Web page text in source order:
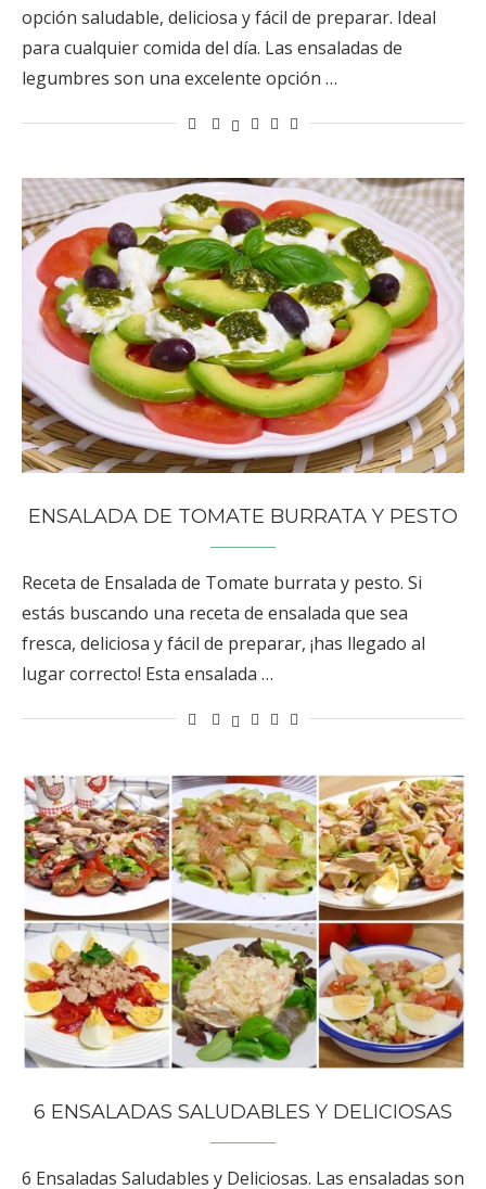
opción saludable, deliciosa y fácil de preparar. Ideal
para cualquier comida del día. Las ensaladas de
legumbres son una excelente opción …
ENSALADA DE TOMATE BURRATA Y PESTO
Receta de Ensalada de Tomate burrata y pesto. Si
estás buscando una receta de ensalada que sea
fresca, deliciosa y fácil de preparar, ¡has llegado al
lugar correcto! Esta ensalada …
6 ENSALADAS SALUDABLES Y DELICIOSAS
6 Ensaladas Saludables y Deliciosas. Las ensaladas son